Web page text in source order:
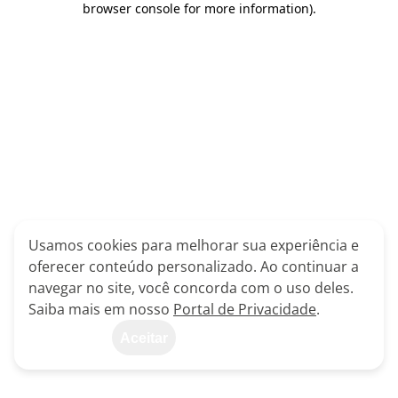
browser console for more information).
Usamos cookies para melhorar sua experiência e
oferecer conteúdo personalizado. Ao continuar a
navegar no site, você concorda com o uso deles.
Saiba mais em nosso Portal de Privacidade.